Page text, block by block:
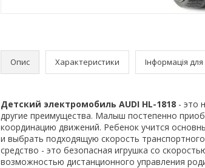
Опис Характеристики Інформація
Детский электромобиль AUDI HL-1818 - это
другие преимущества. Малыш постепенно
координацию движений. Ребенок учится
и выбрать подходящую скорость
средство - это безопасная игрушка со
возможностью дистанционного управления